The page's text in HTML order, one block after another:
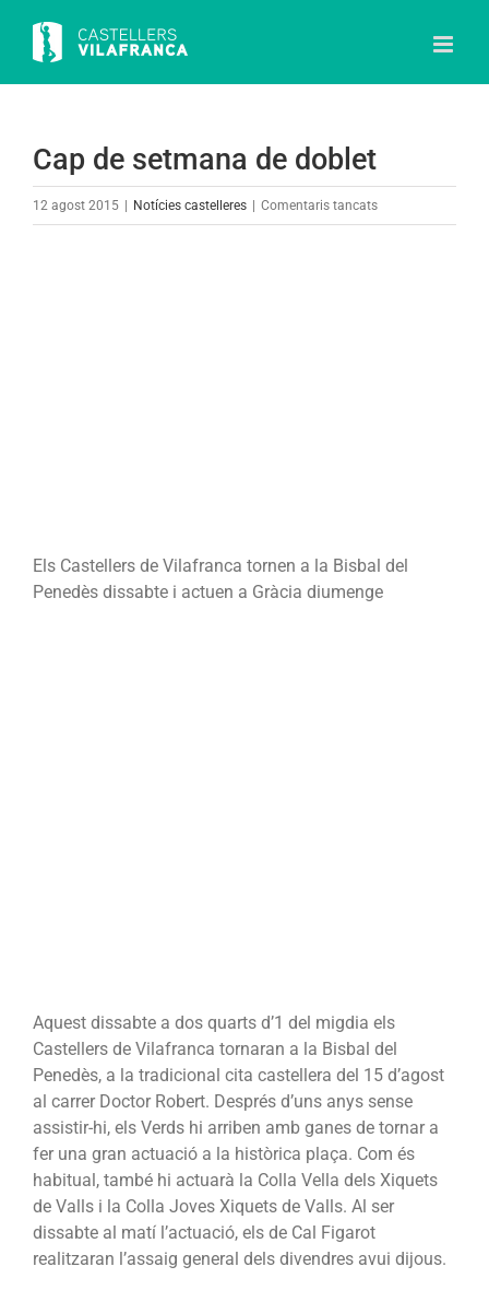
content
Cap de setmana de doblet
12 agost 2015 Notícies castelleres Comentaris tancatsa
Els Castellers de Vilafranca tornen a la Bisbal del
Penedès dissabte i actuen a Gràcia diumenge
Aquest dissabte a dos quarts d’1 del migdia els
Castellers de Vilafranca tornaran a la Bisbal del
Penedès, a la tradicional cita castellera del 15 d’agost
al carrer Doctor Robert. Després d’uns anys sense
assistir-hi, els Verds hi arriben amb ganes de tornar a
fer una gran actuació a la històrica plaça. Com és
habitual, també hi actuarà la Colla Vella dels Xiquets
de Valls i la Colla Joves Xiquets de Valls. Al ser
dissabte al matí l’actuació, els de Cal Figarot
realitzaran l’assaig general dels divendres avui dijous.